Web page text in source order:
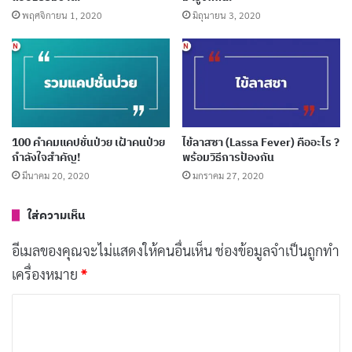
6 ประโยชน์ของเครื่องฟอกอากาศ และเหตุผลที่คุณ
มิถุนายน 12, 2022
5 วิธีสังเกตคนเป็นเอดส์ อาการของคนเป็นเอดส์
ธันวาคม 23, 2020
เจ็บคอกินน้ำอะไรดี ถึงจะช่วยบรรเทาอาการ!
พฤศจิกายน 16, 2020
พฤศจิกายน 15, 2020
พฤศจิกายน 1, 2020 มิถุนายน 3, 2020
100 คำคมแคปชั่นป่วย เฝ้าคนป่วย
กำลังใจสำคัญ!
มีนาคม 20, 2020
ไข้ลาสซา (Lassa Fever) คืออะไร ?
พร้อมวิธีการป้องกัน
มกราคม 27, 2020
ใส่ความเห็น
อีเมลของคุณจะไม่แสดงให้คนอื่นเห็นช่องข้อมูลจำเป็นถูกทำ
เครื่องหมาย *